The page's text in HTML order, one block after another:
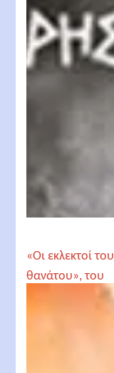
«Οι εκλεκτοί του
θανάτου», του